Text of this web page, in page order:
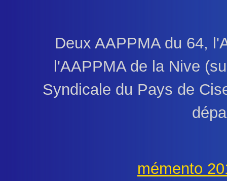
Deux AAPPMA du 64,
l'AAPPMA de la Nive
Syndicale du Pays de
mémento